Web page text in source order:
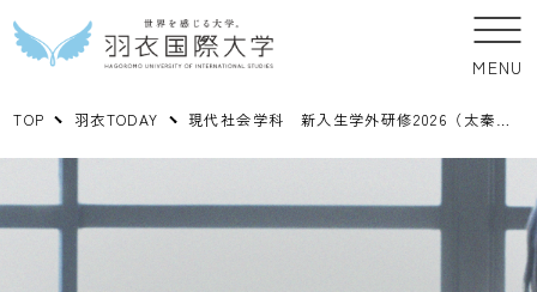
MENU
TOP 羽衣TODAY 現代社会学科 新入生学外研修2026（太秦映画村）